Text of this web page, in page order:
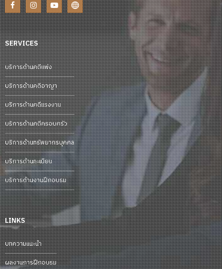
SERVICES
บริการด้านคดีแพ่ง
บริการด้านคดีอาญา
บริการด้านคดีแรงงาน
บริการด้านคดีครอบครัว
บริการด้านทรัพยากรบุคคล
บริการด้านทะเบียน
บริการด้านงานฝึกอบรม
LINKS
บทความแนะนำ
ผลงานการฝึกอบรม